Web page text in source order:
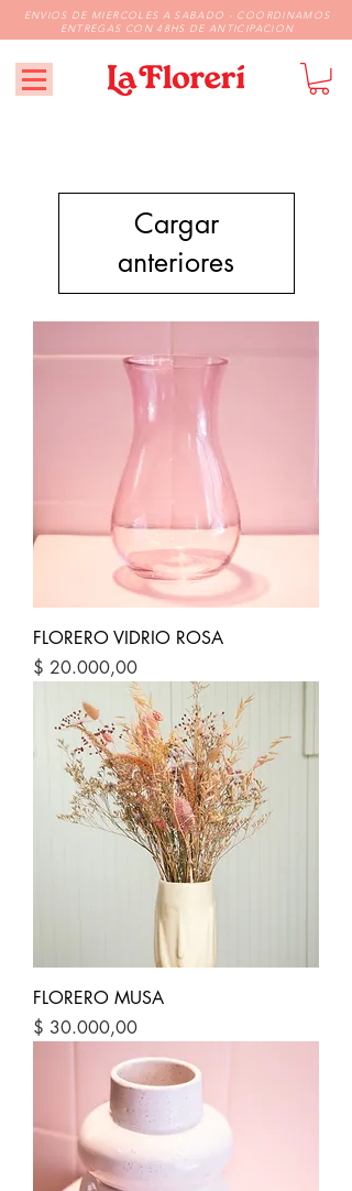
ENVIOS DE MIERCOLES A SABADO - COORDINAMOS
ENTREGAS CON 48HS DE ANTICIPACION
Cargar
anteriores
FLORERO VIDRIO ROSA
Precio
$ 20.000,00
FLORERO MUSA
Precio
$ 30.000,00